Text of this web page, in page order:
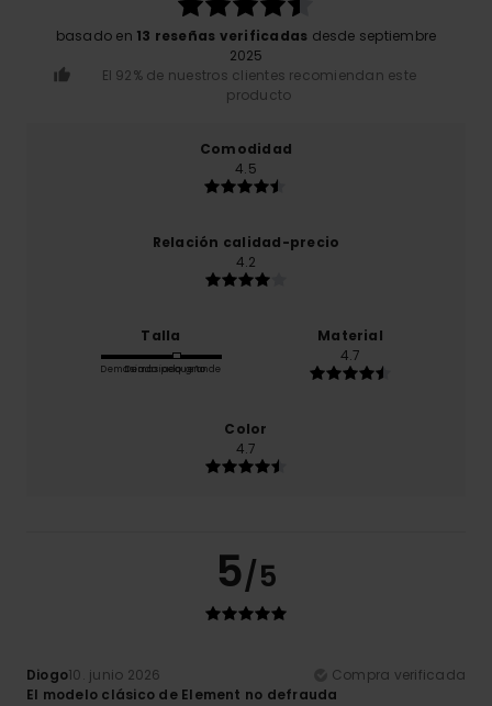
basado en 13 reseñas verificadas desde septiembre
2025
El 92% de nuestros clientes recomiendan este
producto
Comodidad
4.5
Relación calidad-precio
4.2
Talla
Demasiado pequeño
Demasiado grande
Material
4.7
Color
4.7
5/5
Diogo10. junio 2026
Compra verificada
El modelo clásico de Element no defrauda